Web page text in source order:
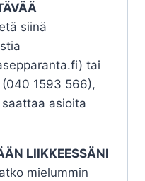
siinä
tai
1593 566),
asioita
LIIKKEESSÄNI
mielummin